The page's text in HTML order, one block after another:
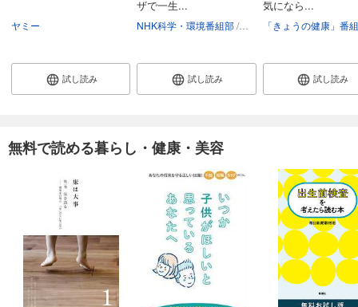
ヤミー
試し読み
ザで一生...
NHK科学・環境番組部 主婦と生活社「NHKガッ
試し読み
気になら...
試し読み
無料で読める暮らし・健康・美容